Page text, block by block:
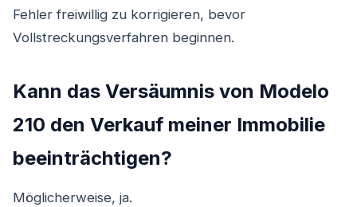
Fehler freiwillig zu korrigieren, bevor
Vollstreckungsverfahren beginnen.
Kann das Versäumnis von Modelo
210 den Verkauf meiner Immobilie
beeinträchtigen?
Möglicherweise, ja.